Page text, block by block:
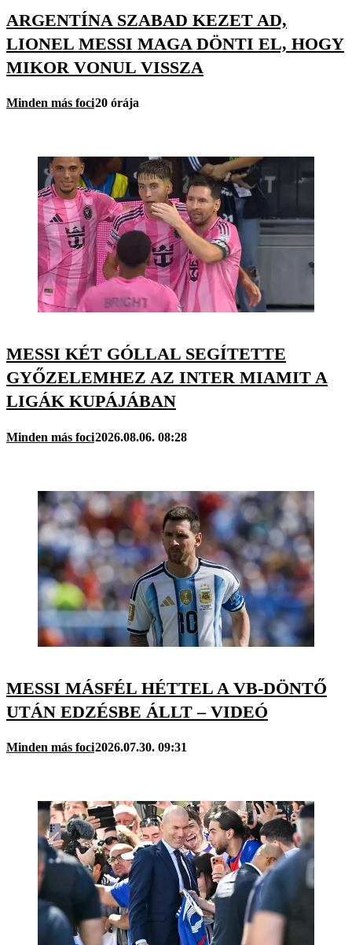
ARGENTÍNA SZABAD KEZET AD,
LIONEL MESSI MAGA DÖNTI EL, HOGY
MIKOR VONUL VISSZA
Minden más foci20 órája
MESSI KÉT GÓLLAL SEGÍTETTE
GYŐZELEMHEZ AZ INTER MIAMIT A
LIGÁK KUPÁJÁBAN
Minden más foci2026.08.06. 08:28
MESSI MÁSFÉL HÉTTEL A VB-DÖNTŐ
UTÁN EDZÉSBE ÁLLT – VIDEÓ
Minden más foci2026.07.30. 09:31